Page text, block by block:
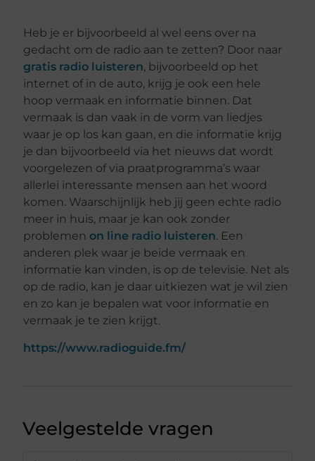
Heb je er bijvoorbeeld al wel eens over na
gedacht om de radio aan te zetten? Door naar
gratis radio luisteren, bijvoorbeeld op het
internet of in de auto, krijg je ook een hele
hoop vermaak en informatie binnen. Dat
vermaak is dan vaak in de vorm van liedjes
waar je op los kan gaan, en die informatie krijg
je dan bijvoorbeeld via het nieuws dat wordt
voorgelezen of via praatprogramma’s waar
allerlei interessante mensen aan het woord
komen. Waarschijnlijk heb jij geen echte radio
meer in huis, maar je kan ook zonder
problemenon line radio luisteren. Een
anderen plek waar je beide vermaak en
informatie kan vinden, is op de televisie. Net als
op de radio, kan je daar uitkiezen wat je wil zien
en zo kan je bepalen wat voor informatie en
vermaak je te zien krijgt.
https://www.radioguide.fm/
Veelgestelde vragen